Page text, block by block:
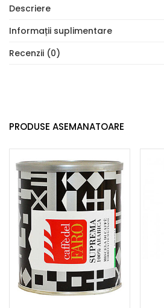
Descriere
Informații suplimentare
Recenzii (0)
PRODUSE ASEMANATOARE